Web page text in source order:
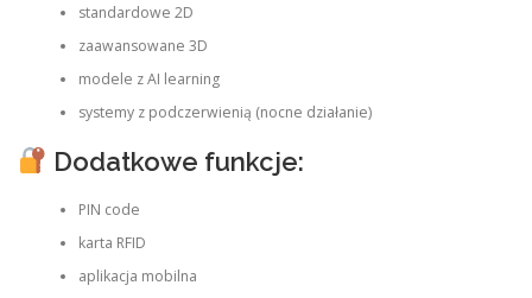
standardowe 2D
zaawansowane 3D
modele z AI learning
systemy z podczerwienią (nocne działanie)
Dodatkowe funkcje:
PIN code
karta RFID
aplikacja mobilna